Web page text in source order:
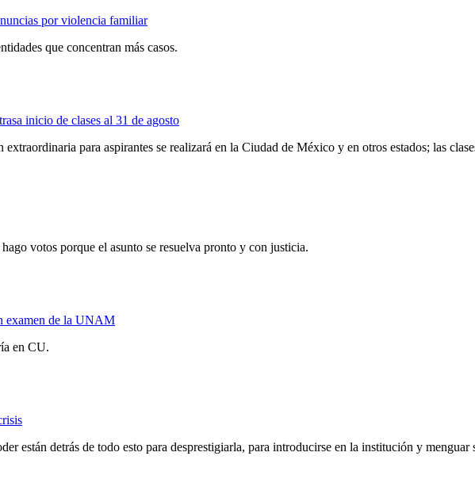
por violencia familiar
que concentran más casos.
inicio de clases al 31 de agosto
para aspirantes se realizará en la Ciudad de México y en otros estados; las
votos porque el asunto se resuelva pronto y con justicia.
examen de la UNAM
en CU.
están detrás de todo esto para desprestigiarla, para introducirse en la institución y menguar